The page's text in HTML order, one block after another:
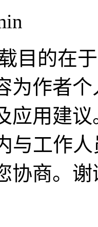
目的在
为作者
应用建
与工作
协商。